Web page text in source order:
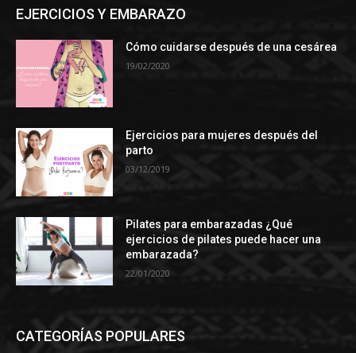
EJERCICIOS Y EMBARAZO
Cómo cuidarse después de una cesárea
19/02/2020
Ejercicios para mujeres después del
parto
03/12/2019
Pilates para embarazadas ¿Qué
ejercicios de pilates puede hacer una
embarazada?
22/01/2020
CATEGORÍAS POPULARES